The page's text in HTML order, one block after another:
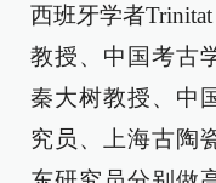
西班牙学者
教授、中国考古
秦大树教授、中
究员、上海古陶